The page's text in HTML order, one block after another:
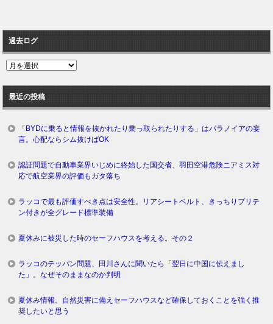
過去ログ
過
ロ
グ
最近の投稿
「BYDに乗ると情報を抜かれたり乗っ取られたりする」はパラノイアの妄
言。心配ならシム抜けばOK
認証問題で自動車業界いじめに終始した国交省、羽田空港危険ニアミス対
応で航空業界の評価もガタ落ち
ラッコで最も評価すべき点は安全性。リアシートベルト、きっちりプリテ
ン付きが全グレード標準装備
夏休みに被災した時のセーフハウスを考える。その２
ラッコのテッパン問題、田川さんに聞いたら「翌日に中国に伝えまし
た」。なぜそのままなのか判明
夏休み情報。自然災害に備えセーフハウスなど確保しておくことを強く推
奨したいと思う